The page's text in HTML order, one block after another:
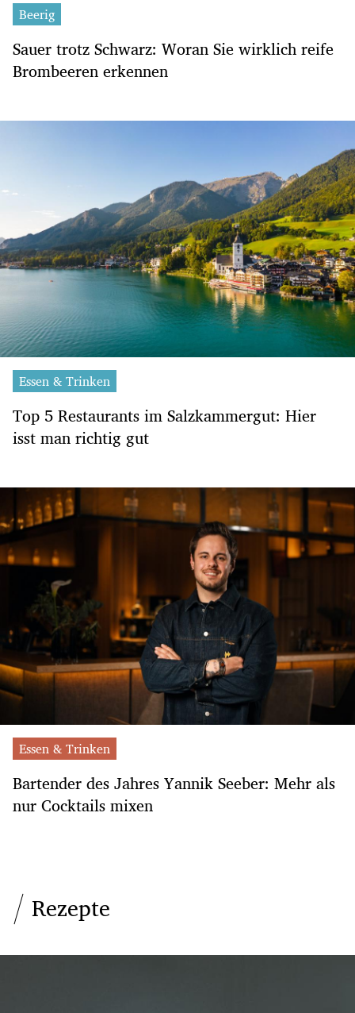
Beerig
Sauer trotz Schwarz: Woran Sie wirklich reife
Brombeeren erkennen
Essen & Trinken
Top 5 Restaurants im Salzkammergut: Hier
isst man richtig gut
Essen & Trinken
Bartender des Jahres Yannik Seeber: Mehr als
nur Cocktails mixen
Rezepte